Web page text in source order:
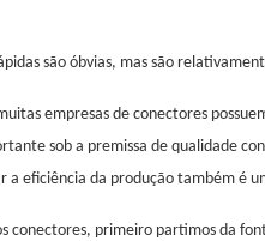
são óbvias, mas são
empresas de conectores
sob a premissa de qualidade
eficiência da produção também é
conectores, primeiro partimos da